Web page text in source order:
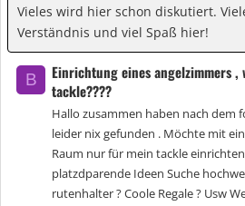
Vieles wird hier schon diskutiert.
Verständnis und viel Spaß hier!
B
Einrichtung eines angelzimmers
tackle????
Hallo zusammen haben nach dem
leider nix gefunden . Möchte mit
Raum nur für mein tackle
platzdparende Ideen Suche
rutenhalter ? Coole Regale ? Usw